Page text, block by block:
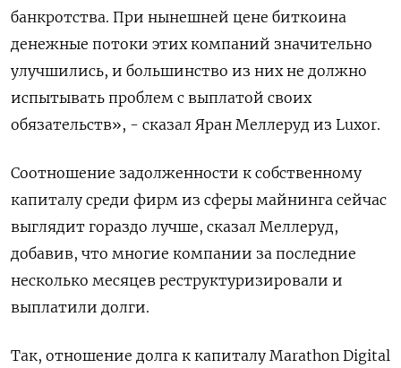
банкротства. При нынешней цене биткоина
денежные потоки этих компаний значительно
улучшились, и большинство из них не должно
испытывать проблем с выплатой своих
обязательств», - сказал Яран Меллеруд из Luxor.
Соотношение задолженности к собственному
капиталу среди фирм из сферы майнинга сейчас
выглядит гораздо лучше, сказал Меллеруд,
добавив, что многие компании за последние
несколько месяцев реструктуризировали и
выплатили долги.
Так, отношение долга к капиталу Marathon Digital